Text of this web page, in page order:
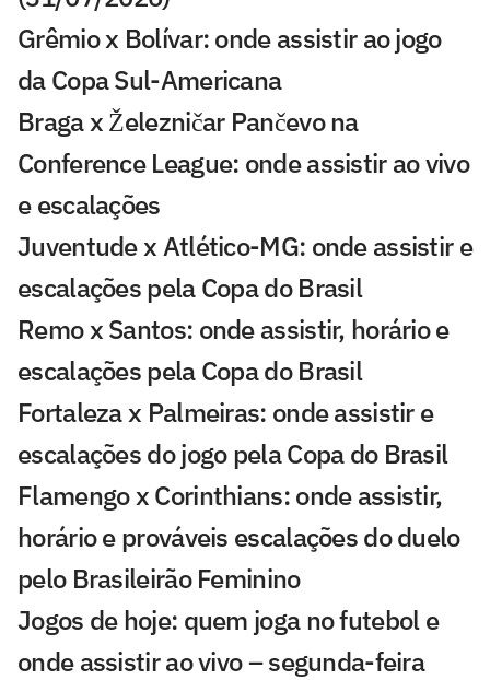
Grêmio x Bolívar: onde assistir ao jogo
da Copa Sul-Americana
Braga x Železničar Pančevo na
Conference League: onde assistir ao vivo
e escalações
Juventude x Atlético-MG: onde assistir e
escalações pela Copa do Brasil
Remo x Santos: onde assistir, horário e
escalações pela Copa do Brasil
Fortaleza x Palmeiras: onde assistir e
escalações do jogo pela Copa do Brasil
Flamengo x Corinthians: onde assistir,
horário e prováveis escalações do duelo
pelo Brasileirão Feminino
Jogos de hoje: quem joga no futebol e
onde assistir ao vivo – segunda-feira